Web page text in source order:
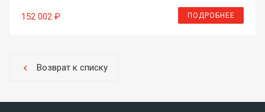
152 002 ₽ ПОДРОБНЕЕ
chevron_left Возврат к списку